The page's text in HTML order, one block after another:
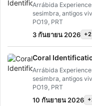
Arrábida
sesimbra, antigos
PO19, PRT
3 กันยายน 2026 +2
Coral
Arrábida
sesimbra, antigos
PO19, PRT
10 กันยายน 2026